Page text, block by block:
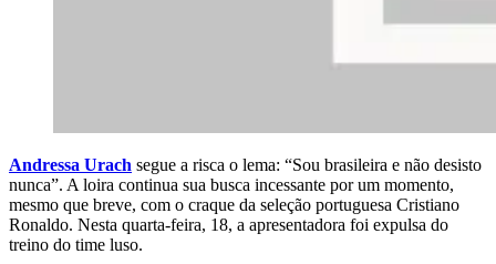
Andressa Urach segue a risca o lema: “Sou brasileira e não desisto
nunca”. A loira continua sua busca incessante por um momento,
mesmo que breve, com o craque da seleção portuguesa Cristiano
Ronaldo. Nesta quarta-feira, 18, a apresentadora foi expulsa do
treino do time luso.